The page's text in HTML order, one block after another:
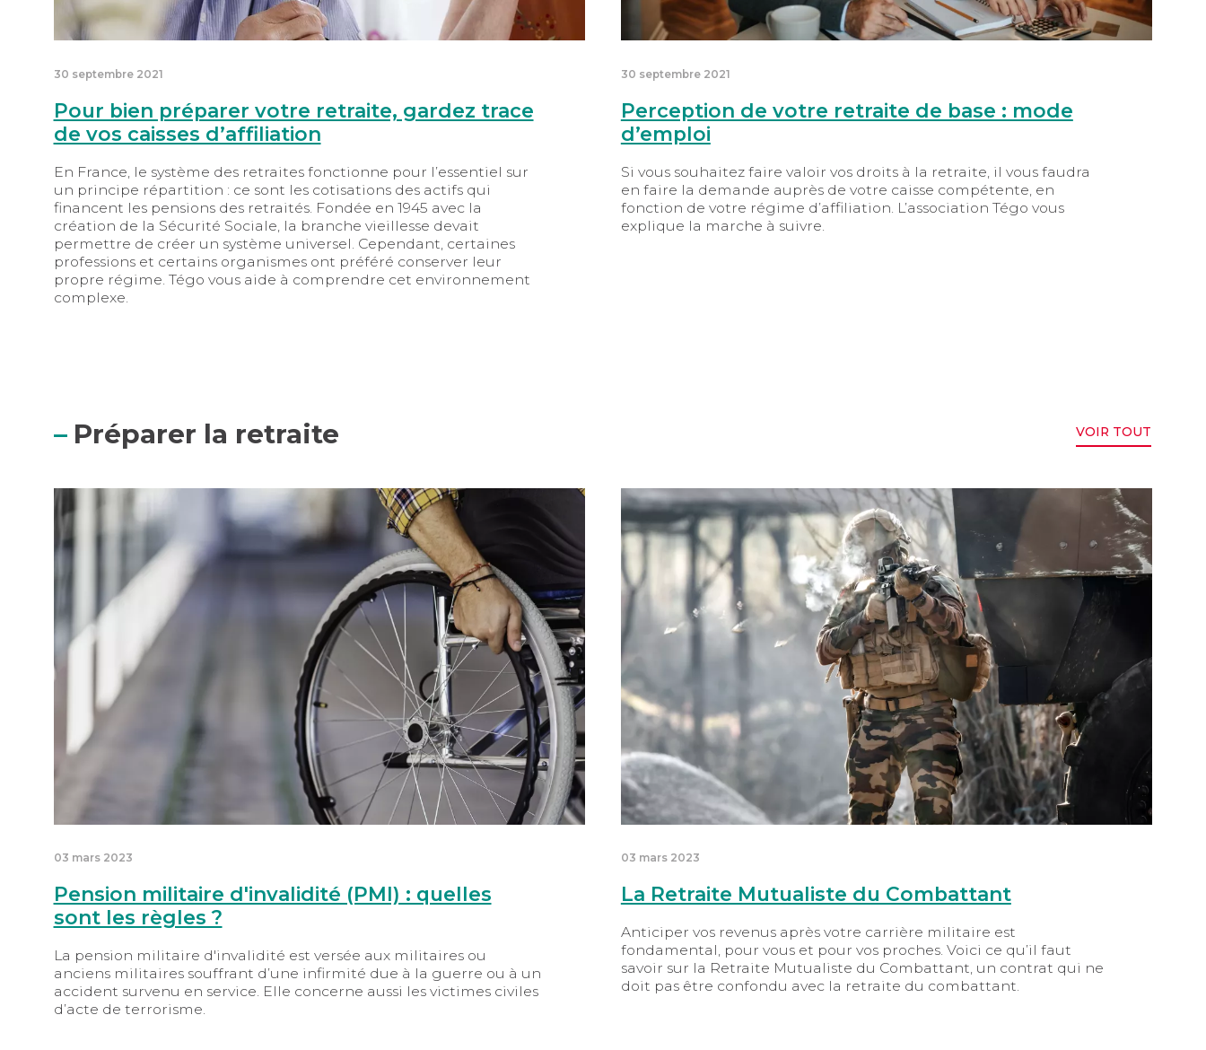
30 septembre 2021
Pour bien préparer votre retraite, gardez trace
de vos caisses d’affiliation
En France, le système des retraites fonctionne pour l’essentiel sur
un principe répartition : ce sont les cotisations des actifs qui
financent les pensions des retraités. Fondée en 1945 avec la
création de la Sécurité Sociale, la branche vieillesse devait
permettre de créer un système universel. Cependant, certaines
professions et certains organismes ont préféré conserver leur
propre régime. Tégo vous aide à comprendre cet environnement
complexe.
30 septembre 2021
Perception de votre retraite de base : mode
d’emploi
Si vous souhaitez faire valoir vos droits à la retraite, il vous faudra
en faire la demande auprès de votre caisse compétente, en
fonction de votre régime d’affiliation. L’association Tégo vous
explique la marche à suivre.
Préparer la retraite VOIR TOUT
Pension militaire d'invalidité (PMI) : quelles sont les règles ?
03 mars 2023
Pension militaire d'invalidité (PMI) : quelles
sont les règles ?
La pension militaire d'invalidité est versée aux militaires ou
anciens militaires souffrant d’une infirmité due à la guerre ou à un
accident survenu en service. Elle concerne aussi les victimes civiles
d’acte de terrorisme.
La Retraite Mutualiste du Combattant
03 mars 2023
La Retraite Mutualiste du Combattant
Anticiper vos revenus après votre carrière militaire est
fondamental, pour vous et pour vos proches. Voici ce qu’il faut
savoir sur la Retraite Mutualiste du Combattant, un contrat qui ne
doit pas être confondu avec la retraite du combattant.